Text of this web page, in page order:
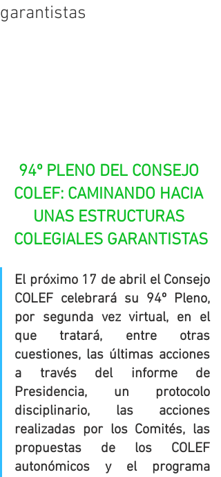
garantistas
94º PLENO DEL CONSEJO
COLEF: CAMINANDO HACIA
UNAS ESTRUCTURAS
COLEGIALES GARANTISTAS
El próximo 17 de abril el Consejo
COLEF celebrará su 94º Pleno,
por segunda vez virtual, en el
que tratará, entre otras
cuestiones, las últimas acciones
a través del informe de
Presidencia, un protocolo
disciplinario, las acciones
realizadas por los Comités, las
propuestas de los COLEF
autonómicos y el programa